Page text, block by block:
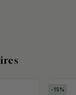
15